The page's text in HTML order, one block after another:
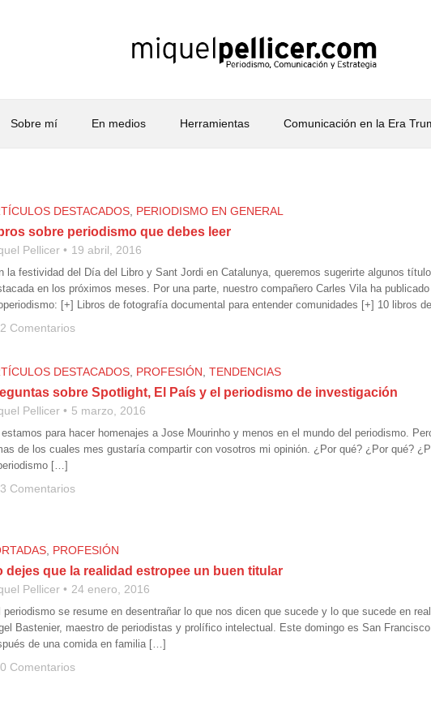
Sobre mí En medios Herramientas Comunicación en la Era
DESTACADOS PERIODISMO EN GENERAL
sobre periodismo que debes leer
Pellicer 19 abril, 2016
la festividad del Día del Libro y Sant Jordi en Catalunya, queremos sugerirte algunos
en los próximos meses. Por una parte, nuestro compañero Carles Vila ha
[+] Libros de fotografía documental para entender comunidades [+] 10 libros
2 Comentarios
DESTACADOS PROFESIÓN TENDENCIAS
sobre Spotlight, El País y el periodismo de investigación
Pellicer 5 marzo, 2016
estamos para hacer homenajes a Jose Mourinho y menos en el mundo del periodismo.
de los cuales mes gustaría compartir con vosotros mi opinión. ¿Por qué? ¿Por qué?
[…]
3 Comentarios
PROFESIÓN
dejes que la realidad estropee un buen titular
Pellicer 24 enero, 2016
periodismo se resume en desentrañar lo que nos dicen que sucede y lo que sucede en
Bastenier, maestro de periodistas y prolífico intelectual. Este domingo es San
de una comida en familia […]
0 Comentarios